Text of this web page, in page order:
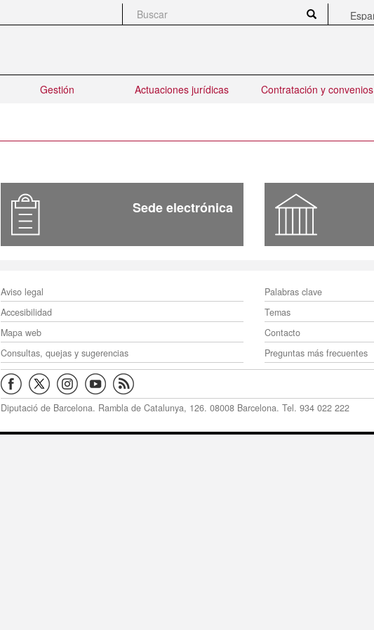
Buscar
Gestión Actuaciones jurídicas Contratación y convenios
Sede electrónica
Menú
Aviso legal
Accesibilidad
Mapa web
Consultas, quejas y sugerencias
Menú
Palabras clave
Temas
Contacto
Preguntas más frecuentes
Diputació de Barcelona. Rambla de Catalunya, 126. 08008 Barcelona. Tel. 934 022 222